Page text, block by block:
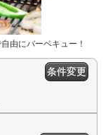
由にバーベキュー！
条件変更